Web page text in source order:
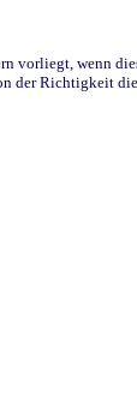
vorliegt, wenn
der Richtigkeit